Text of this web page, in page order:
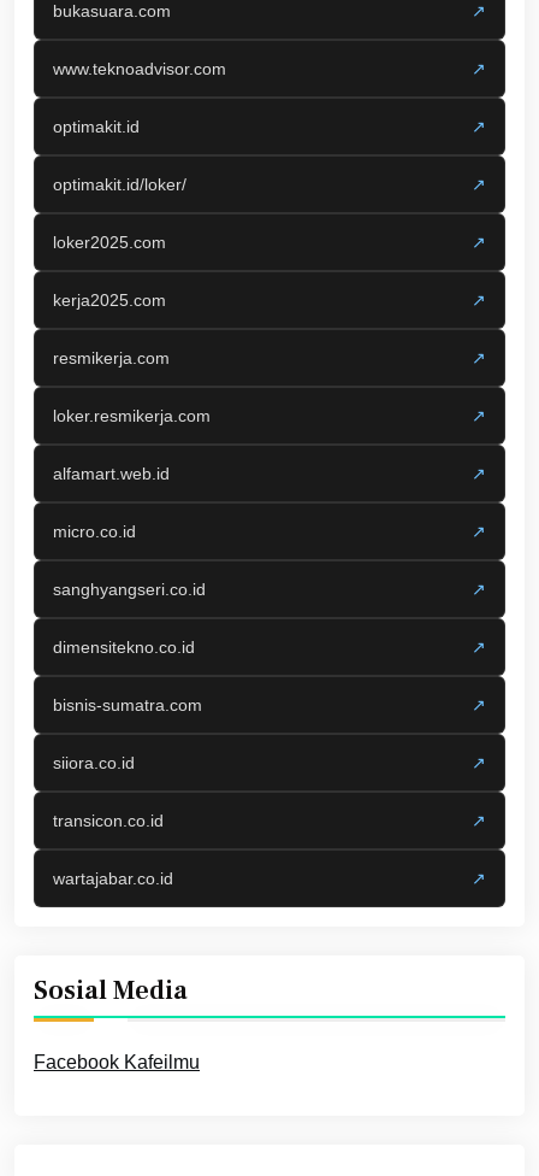
bukasuara.com ↗
www.teknoadvisor.com ↗
optimakit.id ↗
optimakit.id/loker/ ↗
loker2025.com ↗
kerja2025.com ↗
resmikerja.com ↗
loker.resmikerja.com ↗
alfamart.web.id ↗
micro.co.id ↗
sanghyangseri.co.id ↗
dimensitekno.co.id ↗
bisnis-sumatra.com ↗
siiora.co.id ↗
transicon.co.id ↗
wartajabar.co.id ↗
Sosial Media
Facebook Kafeilmu